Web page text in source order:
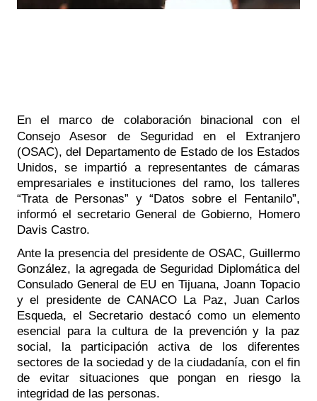
En el marco de colaboración binacional con el
Consejo Asesor de Seguridad en el Extranjero
(OSAC), del Departamento de Estado de los Estados
Unidos, se impartió a representantes de cámaras
empresariales e instituciones del ramo, los talleres
“Trata de Personas” y “Datos sobre el Fentanilo”,
informó el secretario General de Gobierno, Homero
Davis Castro.
Ante la presencia del presidente de OSAC, Guillermo
González, la agregada de Seguridad Diplomática del
Consulado General de EU en Tijuana, Joann Topacio
y el presidente de CANACO La Paz, Juan Carlos
Esqueda, el Secretario destacó como un elemento
esencial para la cultura de la prevención y la paz
social, la participación activa de los diferentes
sectores de la sociedad y de la ciudadanía, con el fin
de evitar situaciones que pongan en riesgo la
integridad de las personas.